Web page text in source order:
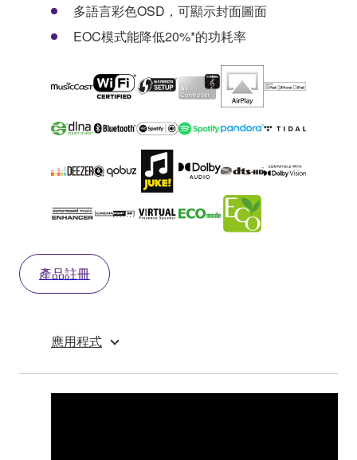
多語言彩色OSD，可顯示封面圖面
EOC模式能降低20%*的功耗率
產品註冊
應用程式